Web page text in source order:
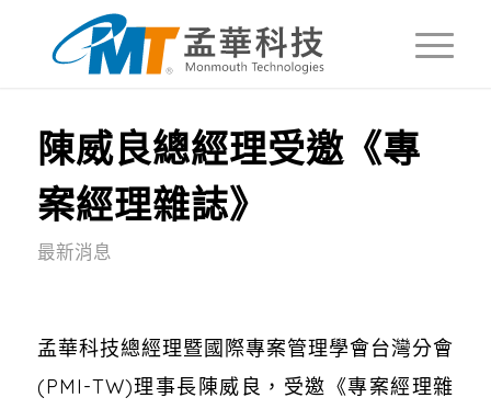
陳威良總經理受邀《專
案經理雜誌》
最新消息
孟華科技總經理暨國際專案管理學會台灣分會
(PMI-TW)理事長陳威良，受邀《專案經理雜